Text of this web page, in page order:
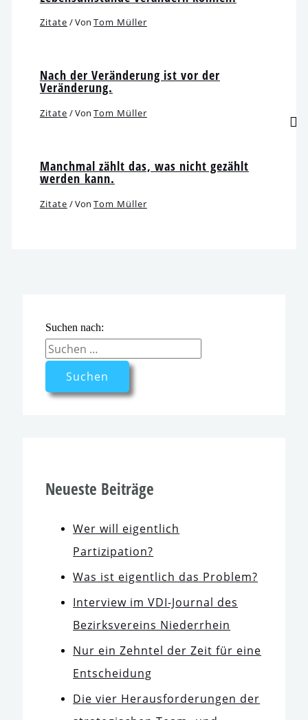
Zitate / Von Tom Müller
Nach der Veränderung ist vor der
Veränderung.
Zitate / Von Tom Müller
Manchmal zählt das, was nicht gezählt
wer­den kann.
Zitate / Von Tom Müller
Suchen nach:
Neueste Beiträge
Wer will eigent­lich
Partizipation?
Was ist eigent­lich das Problem?
Interview im VDI-Journal des
Bezirksvereins Niederrhein
Nur ein Zehntel der Zeit für eine
Entscheidung
Die vier Herausforderungen der